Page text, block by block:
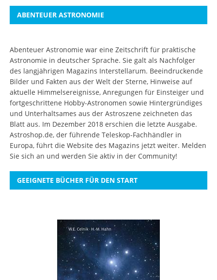
ABENTEUER ASTRONOMIE
Abenteuer Astronomie war eine Zeitschrift für praktische
Astronomie in deutscher Sprache. Sie galt als Nachfolger
des langjährigen Magazins Interstellarum. Beeindruckende
Bilder und Fakten aus der Welt der Sterne, Hinweise auf
aktuelle Himmelsereignisse, Anregungen für Einsteiger und
fortgeschrittene Hobby-Astronomen sowie Hintergründiges
und Unterhaltsames aus der Astroszene zeichneten das
Blatt aus. Im Dezember 2018 erschien die letzte Ausgabe.
Astroshop.de, der führende Teleskop-Fachhändler in
Europa, führt die Website des Magazins jetzt weiter. Melden
Sie sich an und werden Sie aktiv in der Community!
GEEIGNETE BÜCHER FÜR DEN START